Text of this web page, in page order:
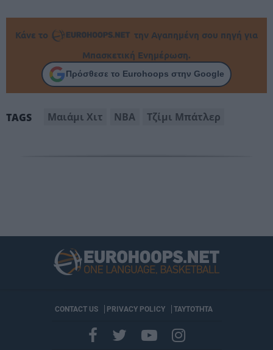
Κάνε το
την Αγαπημένη σου πηγή για
Μπασκετική Ενημέρωση.
Πρόσθεσε το Eurohoops στην Google
TAGS Μαιάμι Χιτ ΝΒΑ Τζίμι Μπάτλερ
CONTACT US PRIVACY POLICY ΤΑΥΤΟΤΗΤΑ